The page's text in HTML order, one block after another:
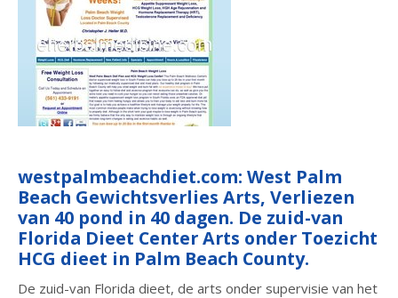
westpalmbeachdiet.com: West Palm
Beach Gewichtsverlies Arts, Verliezen
van 40 pond in 40 dagen. De zuid-van
Florida Dieet Center Arts onder Toezicht
HCG dieet in Palm Beach County.
De zuid-van Florida dieet, de arts onder supervisie van het